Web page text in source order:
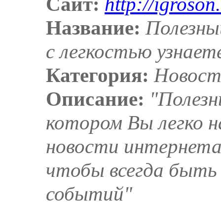
Название:
с легкостью
Категория:
Описание:
котором Вы легко
новости
чтобы всегда быть
событий"